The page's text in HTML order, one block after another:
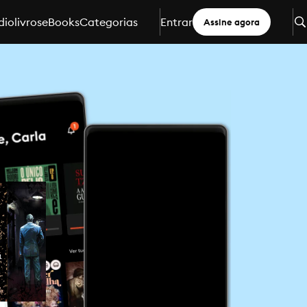
eBooksCategorias Entrar Assine agora